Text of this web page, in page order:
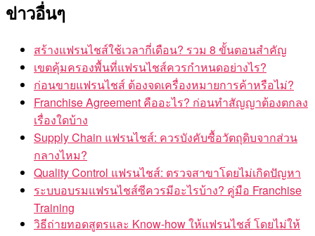
ข่าวอื่นๆ
สร้างแฟรนไชส์ใช้เวลากี่เดือน? รวม 8 ขั้นตอนสำคัญ
เขตคุ้มครองพื้นที่แฟรนไชส์ควรกำหนดอย่างไร?
ก่อนขายแฟรนไชส์ ต้องจดเครื่องหมายการค้าหรือไม่?
Franchise Agreement คืออะไร? ก่อนทำสัญญาต้องตกลง
เรื่องใดบ้าง
Supply Chain แฟรนไชส์: ควรบังคับซื้อวัตถุดิบจากส่วน
กลางไหม?
Quality Control แฟรนไชส์: ตรวจสาขาโดยไม่เกิดปัญหา
ระบบอบรมแฟรนไชส์ซีควรมีอะไรบ้าง? คู่มือ Franchise
Training
วิธีถ่ายทอดสูตรและ Know-how ให้แฟรนไชส์ โดยไม่ให้